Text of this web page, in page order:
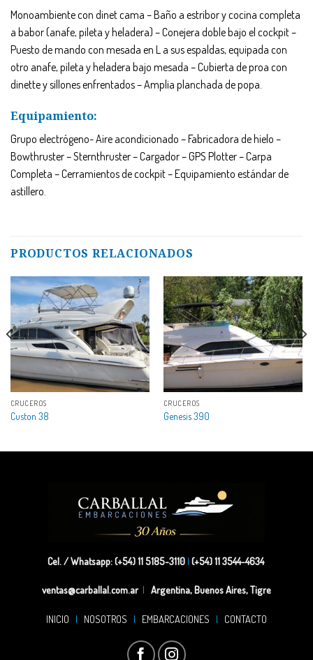
Monoambiente con dinet cama – Baño a estribor y cocina completa
a babor (anafe, pileta y heladera) – Conejera doble bajo el cockpit –
Puesto de mando con mesada en L a sus espaldas, equipada con
otro anafe, pileta y heladera bajo mesada – Cubierta de proa con
dinette y sillones enfrentados – Amplia planchada de popa.
Equipamiento:
Grupo electrógeno- Aire acondicionado – Fabricadora de hielo –
Bowthruster – Sternthruster – Cargador – GPS Plotter – Carpa
Completa – Cerramientos de cockpit – Equipamiento estándar de
astillero.
PRODUCTOS RELACIONADOS
CRUCEROS
Custon 38
CRUCEROS
Genesis 390
Cel. / Whatsapp: (+54) 11 5185-3110 | (+54) 11 3544-4634
ventas@carballal.com.ar | Argentina, Buenos Aires, Tigre
INICIO | NOSOTROS | EMBARCACIONES | CONTACTO